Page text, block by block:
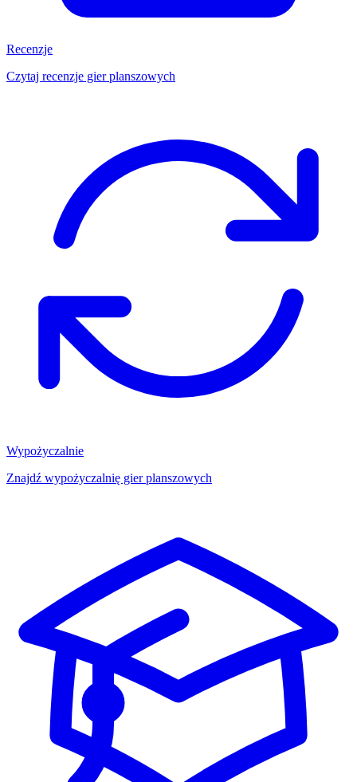
Recenzje
Czytaj recenzje gier planszowych
Wypożyczalnie
Znajdź wypożyczalnię gier planszowych